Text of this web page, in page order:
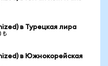
в Турецкая лира
₺
в Южнокорейская